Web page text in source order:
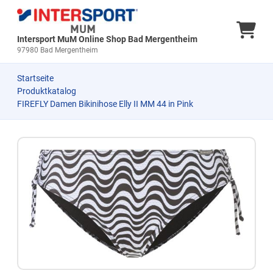
Intersport MuM Online Shop Bad Mergentheim
97980 Bad Mergentheim
Startseite
Produktkatalog
FIREFLY Damen Bikinihose Elly II MM 44 in Pink